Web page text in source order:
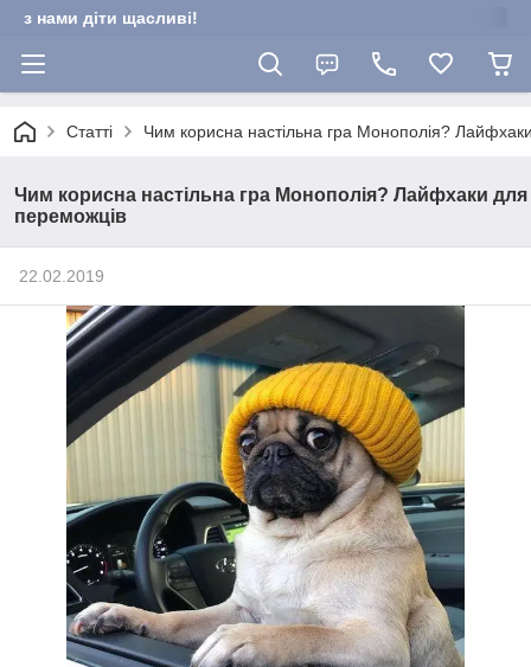
з нами діти щасливі!
Статті Чим корисна настільна гра Монополія?
Чим корисна настільна гра Монополія? Лайфхаки для
переможців
22.02.2019